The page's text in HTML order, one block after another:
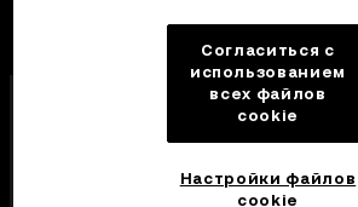
Компания OKX Europe Limited,
торговой маркой OKX, получила
поставщика услуг в сфере
в соответствии со статьей 28
криптоактивов (глава 647 Свода
Согласиться с
использованием
всех файлов
cookie
Настройки файлов
cookie